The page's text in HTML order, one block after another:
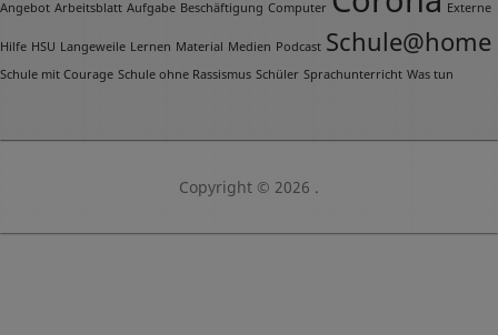
Angebot Arbeitsblatt Aufgabe Beschäftigung Computer Externe
Hilfe HSU Langeweile Lernen Material Medien Podcast Schule@home
Schule mit Courage Schule ohne Rassismus Schüler Sprachunterricht Was tun
Copyright © 2026 .